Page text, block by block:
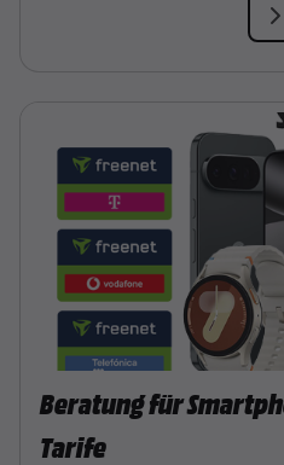
Beratung für
Tarife